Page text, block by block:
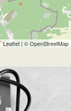
Leaflet | ©OpenStreetMap